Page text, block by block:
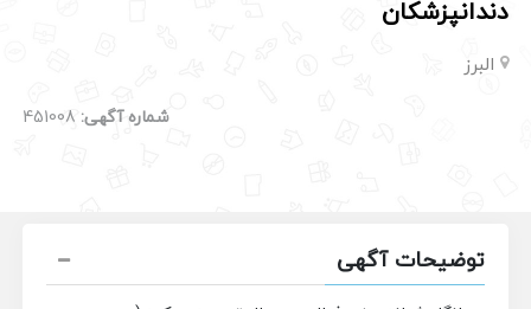
دندانپزشکان
البرز
شماره آگهی: 451008
توضیحات آگهی